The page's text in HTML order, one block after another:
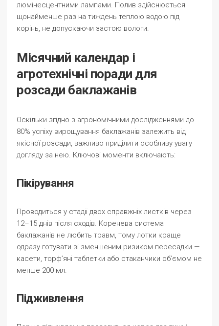
люмінесцентними лампами. Полив здійснюється
щонайменше раз на тиждень теплою водою під
корінь, не допускаючи застою вологи.
Місячний календар і
агротехнічні поради для
розсади баклажанів
Оскільки згідно з агрономічними дослідженнями до
80% успіху вирощування баклажанів залежить від
якісної розсади, важливо приділити особливу увагу
догляду за нею. Ключові моменти включають:
Пікірування
Проводиться у стадії двох справжніх листків через
12–15 днів після сходів. Коренева система
баклажанів не любить травм, тому лотки краще
одразу готувати зі зменшеним ризиком пересадки —
касети, торф’яні таблетки або стаканчики об’ємом не
менше 200 мл.
Підживлення